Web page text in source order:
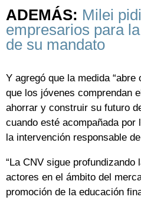
ADEMÁS: Milei
empresarios para
de su mandato
Y agregó que la medida
que los jóvenes comprendan
ahorrar y construir su futuro
cuando esté acompañada
la intervención responsable
“La CNV sigue
actores en el ámbito del
promoción de la educación